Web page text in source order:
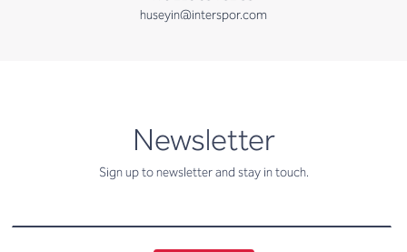
huseyin@interspor.com
Newsletter
Sign up to newsletter and stay in touch.
newsletter